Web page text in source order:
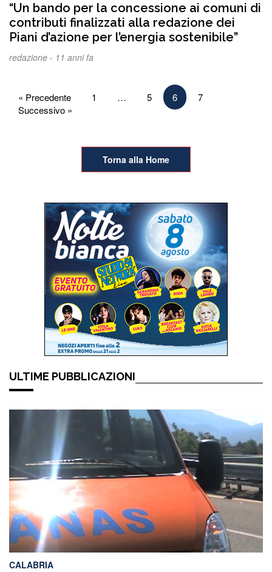
“Un bando per la concessione ai comuni di
contributi finalizzati alla redazione dei
Piani d’azione per l’energia sostenibile”
redazione - 11 anni fa
Paginazione
degli
« Precedente 1 … 5 6
7
Successivo »
Torna alla Home
ULTIME PUBBLICAZIONI
CALABRIA